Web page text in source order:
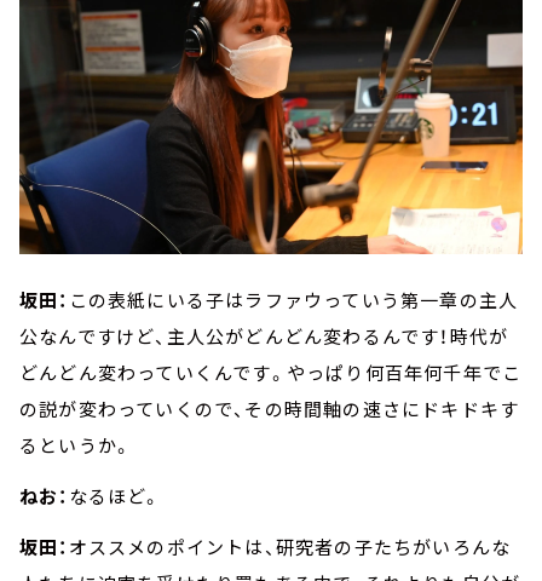
坂田： この表紙にいる子はラファウっていう第一章の主人
公なんですけど、主人公がどんどん変わるんです！時代が
どんどん変わっていくんです。やっぱり何百年何千年でこ
の説が変わっていくので、その時間軸の速さにドキドキす
るというか。
ねお： なるほど。
坂田： オススメのポイントは、研究者の子たちがいろんな